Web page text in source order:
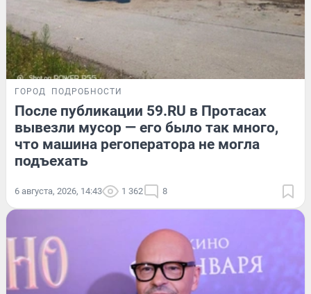
ГОРОД ПОДРОБНОСТИ
После публикации 59.RU в Протасах
вывезли мусор — его было так много,
что машина регоператора не могла
подъехать
6 августа, 2026, 14:43 1 362 8